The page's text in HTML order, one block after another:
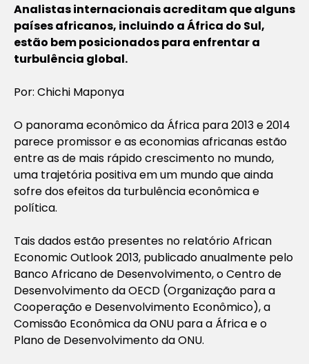
Analistas internacionais acreditam que alguns
países africanos, incluindo a África do Sul,
estão bem posicionados para enfrentar a
turbulência global.
Por: Chichi Maponya
O panorama econômico da África para 2013 e 2014
parece promissor e as economias africanas estão
entre as de mais rápido crescimento no mundo,
uma trajetória positiva em um mundo que ainda
sofre dos efeitos da turbulência econômica e
política.
Tais dados estão presentes no relatório African
Economic Outlook 2013, publicado anualmente pelo
Banco Africano de Desenvolvimento, o Centro de
Desenvolvimento da OECD (Organização para a
Cooperação e Desenvolvimento Econômico), a
Comissão Econômica da ONU para a África e o
Plano de Desenvolvimento da ONU.